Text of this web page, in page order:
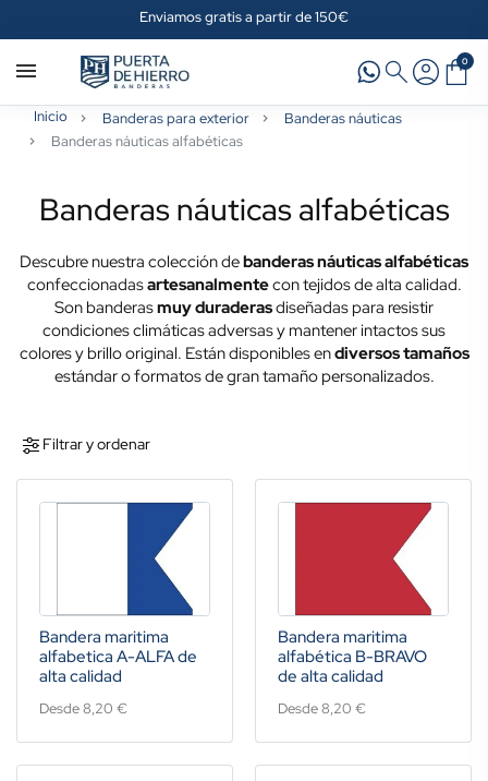
Enviamos gratis a partir de 150€
0
Inicio Banderas para exterior
Banderas náuticas
Banderas náuticas alfabéticas
Banderas náuticas alfabéticas
Descubre nuestra colección debanderas náuticas alfabéticas
confeccionadasartesanalmentecon tejidos de alta calidad.
Son banderasmuy duraderasdiseñadas para resistir
condiciones climáticas adversas y mantener intactos sus
colores y brillo original. Están disponibles endiversos tamaños
estándar o formatos de gran tamaño personalizados.
Filtrar y ordenar
Bandera maritima
alfabetica A-ALFA de
alta calidad
Desde 8,20 €
Bandera maritima
alfabética B-BRAVO
de alta calidad
Desde 8,20 €